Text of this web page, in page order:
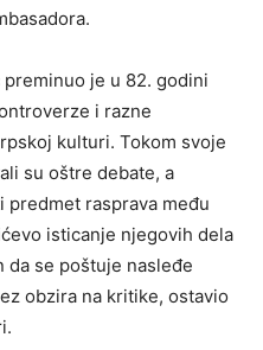
je u 82. godini
i razne
kulturi. Tokom svoje
su oštre debate, a
predmet rasprava među
isticanje njegovih dela
da se poštuje nasleđe
obzira na kritike, ostavio